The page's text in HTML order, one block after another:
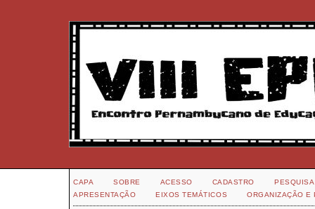
CAPA SOBRE ACESSO CADASTRO
PESQUISA
APRESENTAÇÃO
EIXOS TEMÁTICOS ORGANIZAÇÃO E